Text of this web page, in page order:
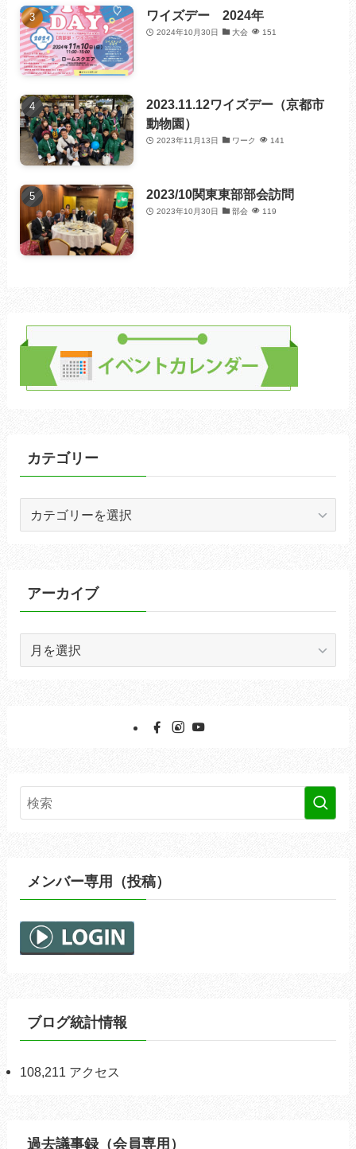
ワイズデー 2024年
2024年10月30日 大会 151
2023.11.12ワイズデー（京都市
動物園）
2023年11月13日 ワーク 141
2023/10関東東部部会訪問
2023年10月30日 部会 119
カテゴリー
ーアーカイブ
メンバー専用（投稿）
ブログ統計情報
108,211 アクセス
過去議事録（会員専用）